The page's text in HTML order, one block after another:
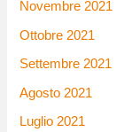
Novembre 2021
Ottobre 2021
Settembre 2021
Agosto 2021
Luglio 2021